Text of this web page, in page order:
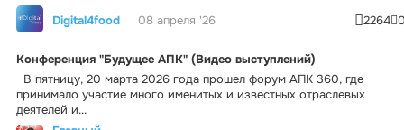
Digital4food
08 апреля '26 2264
Конференция "Будущее АПК" (Видео выступлений)
В пятницу, 20 марта 2026 года прошел форум АПК 360, где
принимало участие много именитых и известных отраслевых
деятелей и...